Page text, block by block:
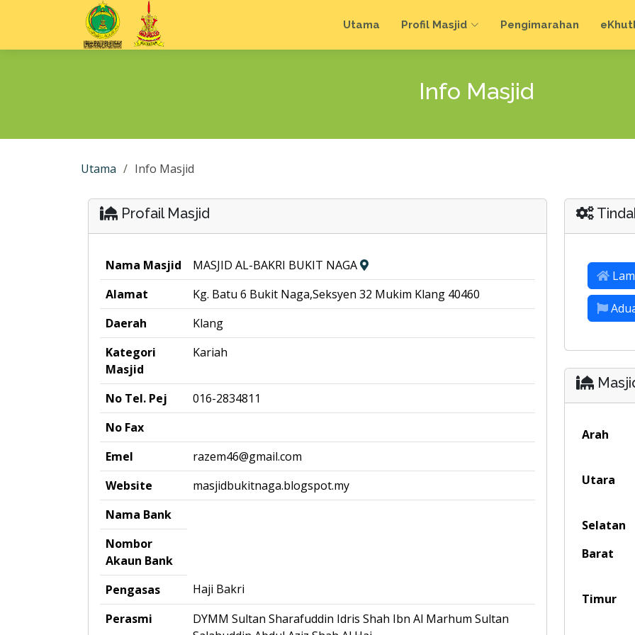
Utama Profil Masjid Pengimarahan e
Info Masjid
Utama Info Masjid
Profail Masjid
Nama Masjid
MASJID AL-BAKRI BUKIT NAGA
Alamat
Kg. Batu 6 Bukit Naga,Seksyen 32 Mukim Klang 40460
Daerah
Klang
Kategori
Masjid
Kariah
No Tel. Pej
016-2834811
No Fax
Emel
razem46@gmail.com
Website
masjidbukitnaga.blogspot.my
Nama Bank
Nombor
Akaun Bank
Pengasas
Haji Bakri
Perasmi
DYMM Sultan Sharafuddin Idris Shah Ibn Al Marhum Sultan
Arah
Utara
Selatan
Barat
Timur